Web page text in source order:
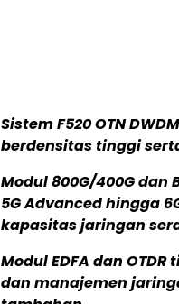
Sistem F520 OTN
berdensitas tinggi
Modul 800G/400G
5G Advanced hingga
kapasitas jaringan
Modul EDFA dan
dan manajemen